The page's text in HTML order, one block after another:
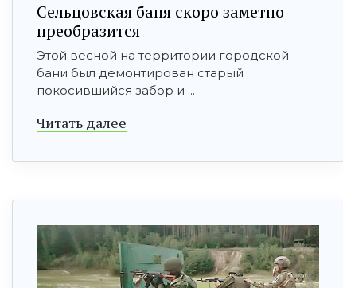
Сельцовская баня скоро заметно
преобразится
Этой весной на территории городской
бани был демонтирован старый
покосившийся забор и ...
Читать далее